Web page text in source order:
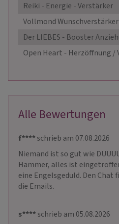
Reiki - Energie - Verstärker
Vollmond Wunschverstärker
Der LIEBES - Booster
Open Heart - Herzöffnung /
Alle Bewertungen
f****schrieb am 07.08.2026
Niemand ist so gut wie
Hammer, alles ist
eine Engelsgeduld. Den Chat
die Emails.
s****schrieb am 05.08.2026